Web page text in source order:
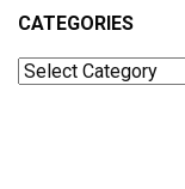
CATEGORIES
Categories